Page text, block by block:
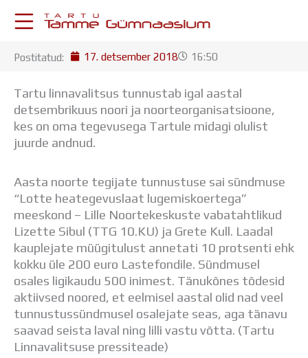
KESKKONNAD
Postkast
Drive
Tamme TV
Koorilaul
ÕPPETÖÖ
Tunniplaan
Aastaplaan
Õppekava
Ainepassid
Huviringid
Õpilastööd (UPT)
Distantsõpe
Kodukord
Projektid
Postitatud: 17. detsember 2018 16:50
Tartu linnavalitsus tunnustab igal aastal
detsembrikuus noori ja noorteorganisatsioone,
kes on oma tegevusega Tartule midagi olulist
juurde andnud.
Aasta noorte tegijate tunnustuse sai sündmuse
“Lotte heategevuslaat lugemiskoertega”
meeskond – Lille Noortekeskuste vabatahtlikud
Lizette Sibul (TTG 10.KU) ja Grete Kull. Laadal
kauplejate müügitulust annetati 10 protsenti ehk
kokku üle 200 euro Lastefondile. Sündmusel
osales ligikaudu 500 inimest. Tänukõnes tõdesid
aktiivsed noored, et eelmisel aastal olid nad veel
tunnustussündmusel osalejate seas, aga tänavu
saavad seista laval ning lilli vastu võtta. (Tartu
Linnavalitsuse pressiteade)